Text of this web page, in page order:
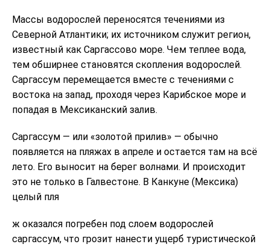
Массы водорослей переносятся течениями из
Северной Атлантики; их источником служит регион,
известный как Саргассово море. Чем теплее вода,
тем обширнее становятся скопления водорослей.
Саргассум перемещается вместе с течениями с
востока на запад, проходя через Карибское море и
попадая в Мексиканский залив.
Саргассум — или «золотой прилив» — обычно
появляется на пляжах в апреле и остается там на всё
лето. Его выносит на берег волнами. И происходит
это не только в Галвестоне. В Канкуне (Мексика)
целый пля
ж оказался погребен под слоем водорослей
саргассум, что грозит нанести ущерб туристической